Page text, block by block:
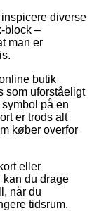
diverse
block –
man er
butik
som uforståeligt
på en
er trods alt
køber overfor
eller
kan du drage
når du
tidsrum.